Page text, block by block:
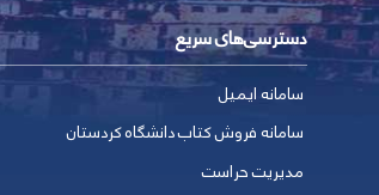
دسترسی‌های سریع
سامانه ایمیل
سامانه فروش کتاب دانشگاه کردستان
مدیریت حراست